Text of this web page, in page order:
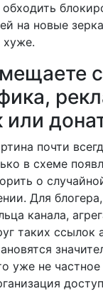
на новые
хуже.
или
почти
в схеме
о
Для
канала,
таких ссылок
уже не